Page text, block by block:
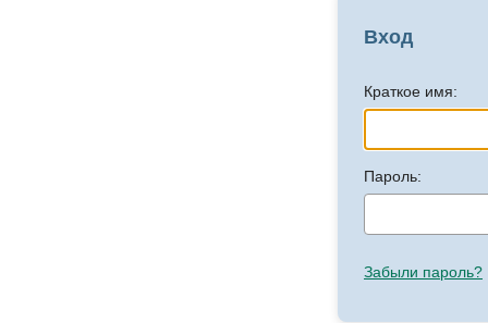
Вход
Краткое имя:
Пароль:
Забыли пароль?